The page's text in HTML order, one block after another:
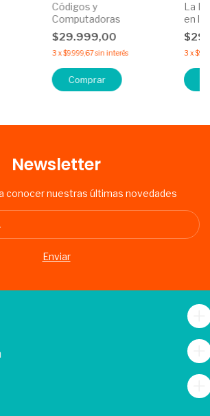
Códigos y
Computadoras
$29.999,00
3 x$9.999,67sin interés
La
en la
3 x
Newsletter
conocer nuestras últimas novedades